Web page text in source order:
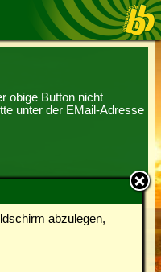
abzulegen,